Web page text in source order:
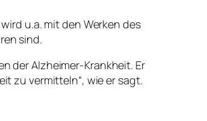
u.a. mit den Werken des
sind.
der Alzheimer-Krankheit. Er
zu vermitteln“, wie er sagt.